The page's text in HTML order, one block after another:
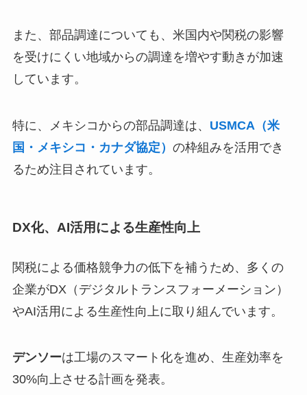
また、部品調達についても、米国内や関税の影響
を受けにくい地域からの調達を増やす動きが加速
しています。
特に、メキシコからの部品調達は、 USMCA（米
国・メキシコ・カナダ協定） の枠組みを活用でき
るため注目されています。
DX化、AI活用による生産性向上
関税による価格競争力の低下を補うため、多くの
企業がDX（デジタルトランスフォーメーション）
やAI活用による生産性向上に取り組んでいます。
デンソーは工場のスマート化を進め、生産効率を
30%向上させる計画を発表。